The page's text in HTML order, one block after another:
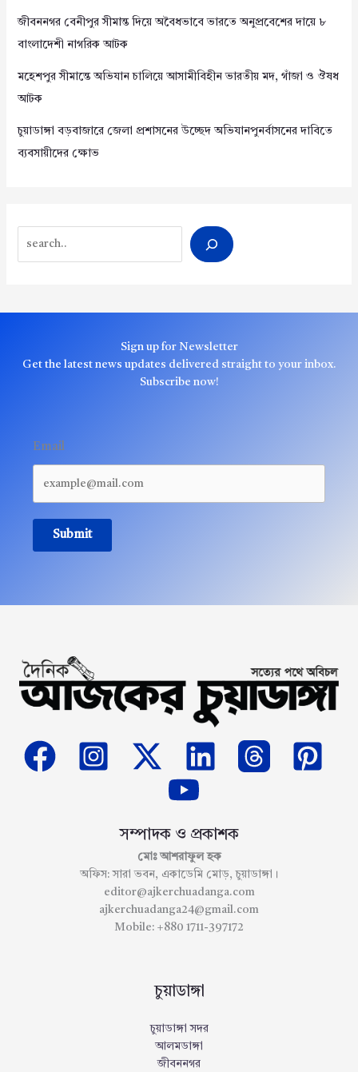
জীবননগর বেনীপুর সীমান্ত দিয়ে অবৈধভাবে ভারতে অনুপ্রবেশের দায়ে ৮
বাংলাদেশী নাগরিক আটক
মহেশপুর সীমান্তে অভিযান চালিয়ে আসামীবিহীন ভারতীয় মদ, গাঁজা ও ঔষধ
আটক
চুয়াডাঙ্গা বড়বাজারে জেলা প্রশাসনের উচ্ছেদ অভিযানপুনর্বাসনের দাবিতে
ব্যবসায়ীদের ক্ষোভ
Sign up for Newsletter
Get the latest news updates delivered straight to your inbox.
Subscribe now!
Email
Submit
সম্পাদক ও প্রকাশক
মোঃ আশরাফুল হক
অফিস: সারা ভবন, একাডেমি মোড়, চুয়াডাঙ্গা।
editor@ajkerchuadanga.com
ajkerchuadanga24@gmail.com
Mobile: +880 1711-397172
চুয়াডাঙ্গা
চুয়াডাঙ্গা সদর
আলমডাঙ্গা
জীবননগর